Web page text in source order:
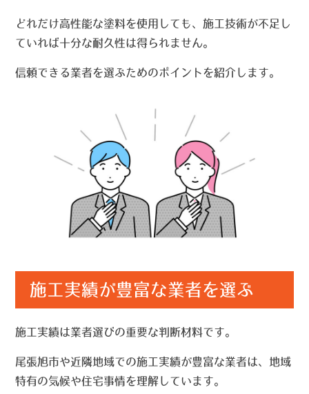
どれだけ高性能な塗料を使用しても、施工技術が不足し
ていれば十分な耐久性は得られません。
信頼できる業者を選ぶためのポイントを紹介します。
施工実績が豊富な業者を選ぶ
施工実績は業者選びの重要な判断材料です。
尾張旭市や近隣地域での施工実績が豊富な業者は、地域
特有の気候や住宅事情を理解しています。